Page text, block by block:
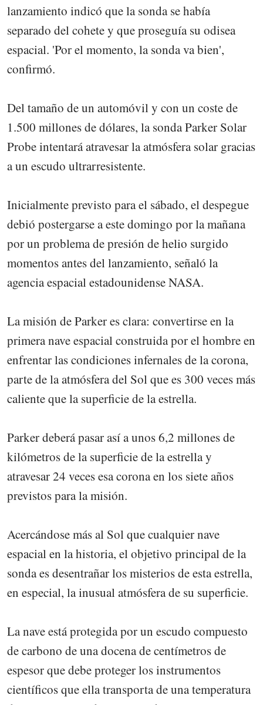
lanzamiento indicó que la sonda se había
separado del cohete y que proseguía su odisea
espacial. 'Por el momento, la sonda va bien',
confirmó.
Del tamaño de un automóvil y con un coste de
1.500 millones de dólares, la sonda Parker Solar
Probe intentará atravesar la atmósfera solar gracias
a un escudo ultrarresistente.
Inicialmente previsto para el sábado, el despegue
debió postergarse a este domingo por la mañana
por un problema de presión de helio surgido
momentos antes del lanzamiento, señaló la
agencia espacial estadounidense NASA.
La misión de Parker es clara: convertirse en la
primera nave espacial construida por el hombre en
enfrentar las condiciones infernales de la corona,
parte de la atmósfera del Sol que es 300 veces más
caliente que la superficie de la estrella.
Parker deberá pasar así a unos 6,2 millones de
kilómetros de la superficie de la estrella y
atravesar 24 veces esa corona en los siete años
previstos para la misión.
Acercándose más al Sol que cualquier nave
espacial en la historia, el objetivo principal de la
sonda es desentrañar los misterios de esta estrella,
en especial, la inusual atmósfera de su superficie.
La nave está protegida por un escudo compuesto
de carbono de una docena de centímetros de
espesor que debe proteger los instrumentos
científicos que ella transporta de una temperatura